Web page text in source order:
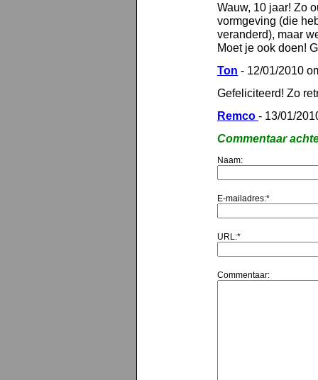
Wauw, 10 jaar! Zo
vormgeving (die
veranderd), maar
Moet je ook doen!
Ton - 12/01/2010
Gefeliciteerd! Zo
Remco - 13/01/
Commentaar
Naam:
E-mailadres:*
URL:*
Commentaar: